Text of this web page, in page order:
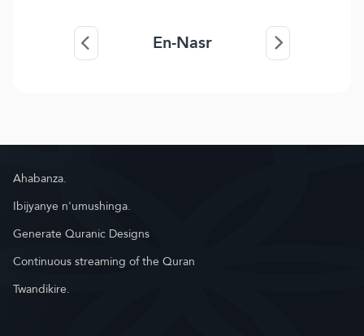
En-Nasr
Ahabanza.
Ibijyanye n'umushinga.
Generate Quranic Designs
Continuous streaming of the Quran
Twandikire.